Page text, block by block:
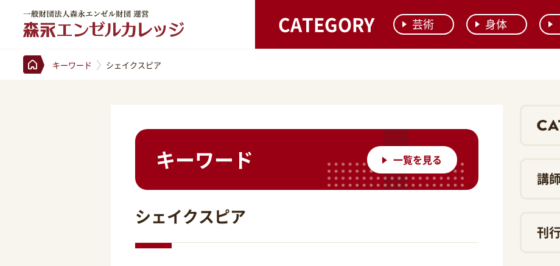
CATEGORY 芸術 身体
キーワード シェイクスピア
キーワード 一覧を見る
シェイクスピア
講
刊